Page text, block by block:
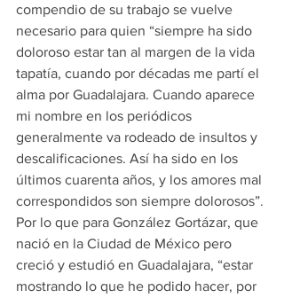
compendio de su trabajo se vuelve
necesario para quien “siempre ha sido
doloroso estar tan al margen de la vida
tapatía, cuando por décadas me partí el
alma por Guadalajara. Cuando aparece
mi nombre en los periódicos
generalmente va rodeado de insultos y
descalificaciones. Así ha sido en los
últimos cuarenta años, y los amores mal
correspondidos son siempre dolorosos”.
Por lo que para González Gortázar, que
nació en la Ciudad de México pero
creció y estudió en Guadalajara, “estar
mostrando lo que he podido hacer, por